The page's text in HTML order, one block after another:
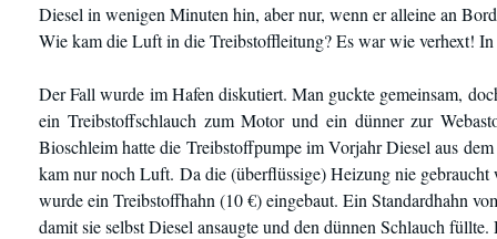
Diesel in wenigen Minuten hin, aber nur, wenn er alleine an
Wie kam die Luft in die Treibstoffleitung? Es war wie verhext! In
Der Fall wurde im Hafen diskutiert. Man guckte gemeinsam,
ein Treibstoffschlauch zum Motor und ein dünner zur
Bioschleim hatte die Treibstoffpumpe im Vorjahr Diesel aus
kam nur noch Luft. Da die (überflüssige) Heizung nie
wurde ein Treibstoffhahn (10 €) eingebaut. Ein Standardhahn
damit sie selbst Diesel ansaugte und den dünnen Schlauch